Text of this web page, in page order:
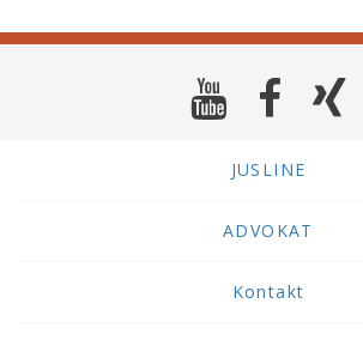
JUSLINE
ADVOKAT
Kontakt